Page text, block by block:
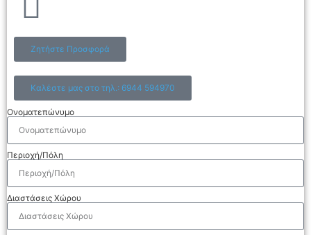
Ζητήστε Προσφορά
Καλέστε μας στο τηλ.: 6944 594970
Ονοματεπώνυμο
Περιοχή/Πόλη
Διαστάσεις Χώρου